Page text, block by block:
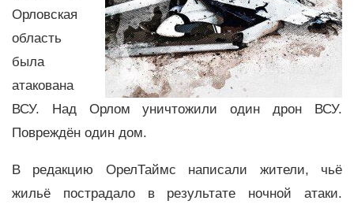
Орловская
область
была
атакована
ВСУ. Над Орлом уничтожили один дрон ВСУ.
Повреждён один дом.
В редакцию ОрелТаймс написали жители, чьё
жильё пострадало в результате ночной атаки.